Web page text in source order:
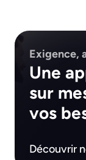
Exigence,
Une
sur
vos
Découvrir